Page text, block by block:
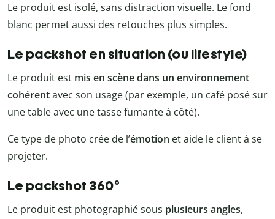
Le produit est isolé, sans distraction visuelle. Le fond
blanc permet aussi des retouches plus simples.
Le packshot en situation (ou lifestyle)
Le produit est mis en scène dans un environnement
cohérentavec son usage (par exemple, un café posé sur
une table avec une tasse fumante à côté).
Ce type de photo crée de l’émotion et aide le client à se
projeter.
Le packshot 360°
Le produit est photographié sous plusieurs angles,